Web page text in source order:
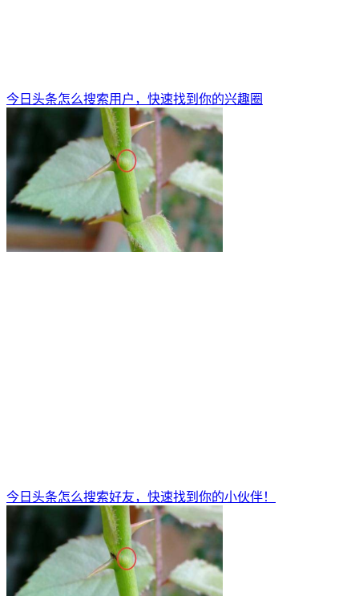
今日头条怎么搜索用户，快速找到你的兴趣圈
今日头条怎么搜索好友，快速找到你的小伙伴！